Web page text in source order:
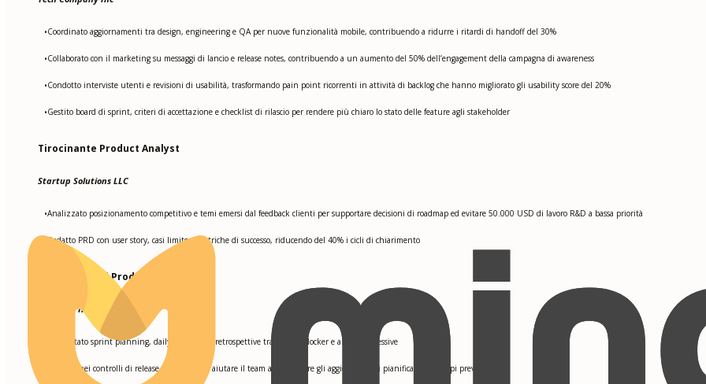
•Coordinato aggiornamenti tra design, engineering e QA per nuove funzionalità mobile, contribuendo a ridurre i ritardi di handoff del 30%
•Collaborato con il marketing su messaggi di lancio e release notes, contribuendo a un aumento del 50% dell’engagement della campagna di awareness
•Condotto interviste utenti e revisioni di usabilità, trasformando pain point ricorrenti in attività di backlog che hanno migliorato gli usability score del 20%
•Gestito board di sprint, criteri di accettazione e checklist di rilascio per rendere più chiaro lo stato delle feature agli stakeholder
Tirocinante Product Analyst
Startup Solutions LLC
•Analizzato posizionamento competitivo e temi emersi dal feedback clienti per supportare decisioni di roadmap ed evitare 50.000 USD di lavoro R&D a bassa priorità
Redatto PRD con user story, casi limite e metriche di successo, riducendo del 40% i cicli di chiarimento
Tirocinante di Prodotto
Innovate Inc
Supportato sprint planning, daily stand-up e retrospettive tracciando blocker e azioni successive
Assistito nei controlli di release readiness per aiutare il team a consegnare gli aggiornamenti pianificati nei tempi previsti